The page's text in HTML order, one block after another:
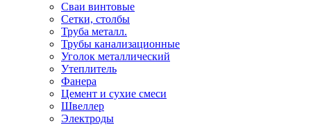
Сваи винтовые
Сетки, столбы
Труба металл.
Трубы канализационные
Уголок металлический
Утеплитель
Фанера
Цемент и сухие смеси
Швеллер
Электроды